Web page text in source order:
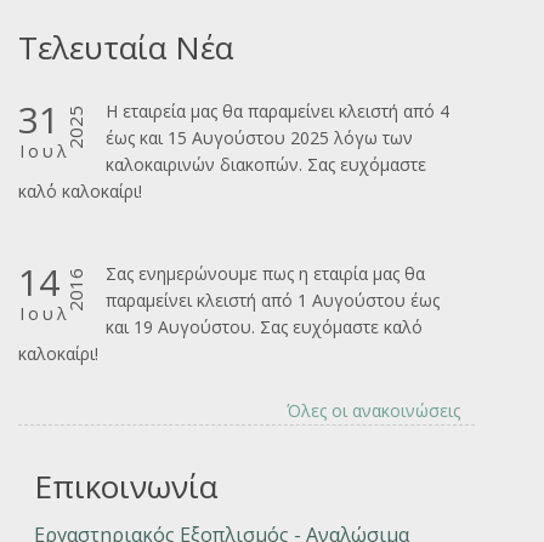
Τελευταία Νέα
31
Ιουλ
2025
Η εταιρεία μας θα παραμείνει κλειστή από 4
έως και 15 Αυγούστου 2025 λόγω των
καλοκαιρινών διακοπών. Σας ευχόμαστε
καλ΄΄ο καλοκαίρι!
14
Ιουλ
2016
Σας ενημερώνουμε πως η εταιρία μας θα
παραμείνει κλειστή από 1 Αυγούστου έως
και 19 Αυγούστου. Σας ευχόμαστε καλό
καλοκαίρι!
Όλες οι ανακοινώσεις
Επικοινωνία
Εργαστηριακός Εξοπλισμός - Αναλώσιμα